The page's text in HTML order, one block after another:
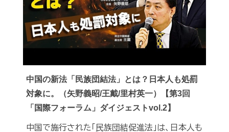
中国の新法「民族団結法」とは？日本人も処罰
対象に。（矢野義昭/王戴/里村英一）【第3回
「国際フォーラム」ダイジェストvol.2】
中国で施行された「民族団結促進法」は、日本人も